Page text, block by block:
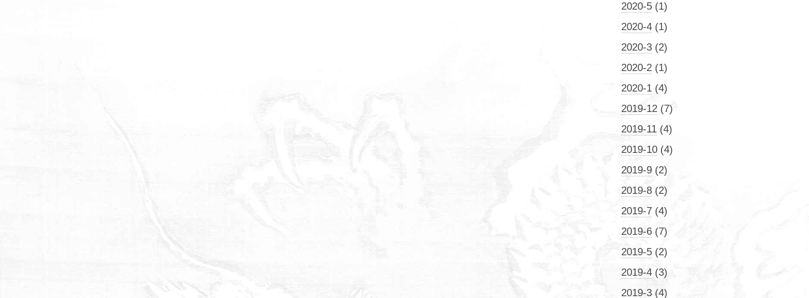
2020-5 (1)
2020-4 (1)
2020-3 (2)
2020-2 (1)
2020-1 (4)
2019-12 (7)
2019-11 (4)
2019-10 (4)
2019-9 (2)
2019-8 (2)
2019-7 (4)
2019-6 (7)
2019-5 (2)
2019-4 (3)
2019-3 (4)